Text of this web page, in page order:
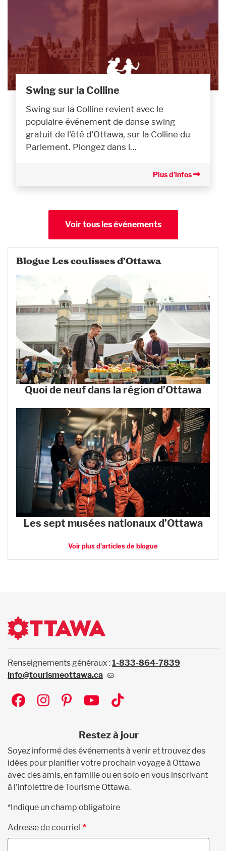
Swing sur la Colline
Swing sur la Colline revient avec le
populaire événement de danse swing
gratuit de l'été d'Ottawa, sur la Colline du
Parlement. Plongez dans l…
Plus d’infos
Voir tous les événements
Blogue Les coulisses d’Ottawa
Quoi de neuf dans la région d’Ottawa
Les sept musées nationaux d’Ottawa
Voir plus d'articles de blogue
Renseignements généraux :1-833-864-7839
info@tourismeottawa.ca
Social
Restez à jour
Soyez informé des événements à venir et trouvez des
idées pour planifier votre prochain voyage à Ottawa
avec des amis, en famille ou en solo en vous inscrivant
à l'infolettre de Tourisme Ottawa.
*Indique un champ obligatoire
Adresse de courriel